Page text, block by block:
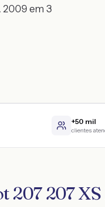
2009 em 3
+50 mil
clientes
207 207